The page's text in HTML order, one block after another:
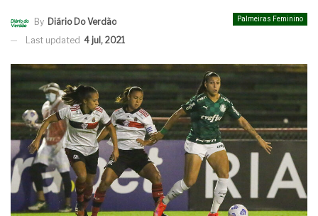
Palmeiras Feminino
By Diário Do Verdão
Last updated 4 jul, 2021